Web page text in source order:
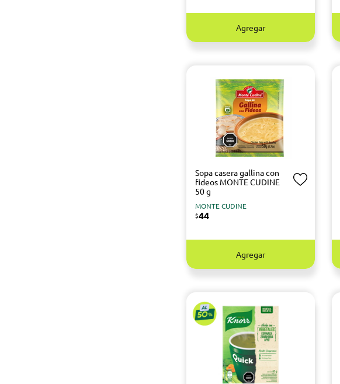
Agregar
Sopa casera gallina con
fideos MONTE CUDINE
50 g
MONTE CUDINE
$44
Agregar